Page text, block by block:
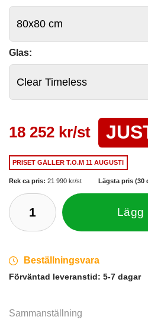
Glas:
18 252 kr/st
PRISET GÄLLERT.O.M 11 AUGUSTI
Rek ca pris: 21 990 kr/st Lägsta pris (30
Lägg
Beställningsvara
Förväntad leveranstid: 5-7 dagar
Sammanställning